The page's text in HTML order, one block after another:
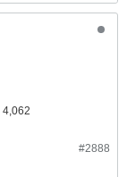
4,062
#2888